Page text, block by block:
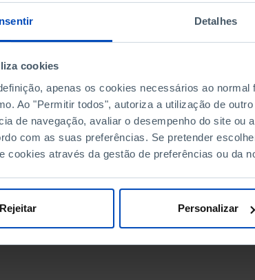
Detalhes
cookies
apenas os cookies necessários ao
Ao "Permitir todos", autoriza a utilização de
de navegação, avaliar o desempenho do site ou
com as suas preferências. Se pretender
cookies através da gestão de preferências ou da
Rejeitar Personalizar
DATA DE FIM